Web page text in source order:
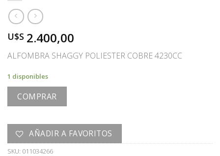
U$S 2.400,00
ALFOMBRA SHAGGY POLIESTER COBRE 4230CC
1 disponibles
COMPRAR
AÑADIR A FAVORITOS
SKU: 011034266